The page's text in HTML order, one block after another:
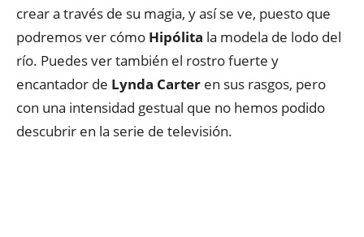
crear a través de su magia, y así se ve, puesto que
podremos ver cómo Hipólita la modela de lodo del
río. Puedes ver también el rostro fuerte y
encantador de Lynda Carter en sus rasgos, pero
con una intensidad gestual que no hemos podido
descubrir en la serie de televisión.